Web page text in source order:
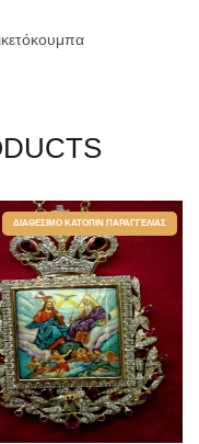
ΔΙΑΘΈΣΙΜΟ ΚΑΤΌΠΙΝ ΠΑΡΑΓΓΕΛΊΑΣ